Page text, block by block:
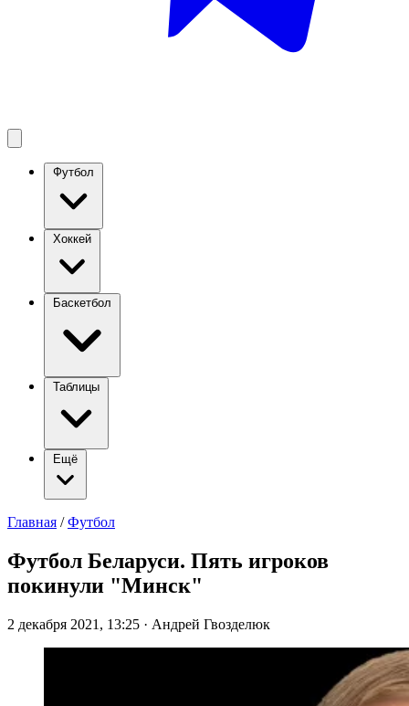
Футбол
Хоккей
Баскетбол
Таблицы
Ещё
Главная / Футбол
Футбол Беларуси. Пять игроков
покинули "Минск"
2 декабря 2021, 13:25 · Андрей Гвозделюк